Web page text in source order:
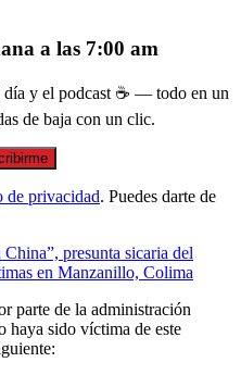
a las 7:00 am
día y el podcast ☕ — todo en un
de baja con un clic.
de privacidad. Puedes darte de
presunta sicaria del
en Manzanillo, Colima
parte de la administración
haya sido víctima de este